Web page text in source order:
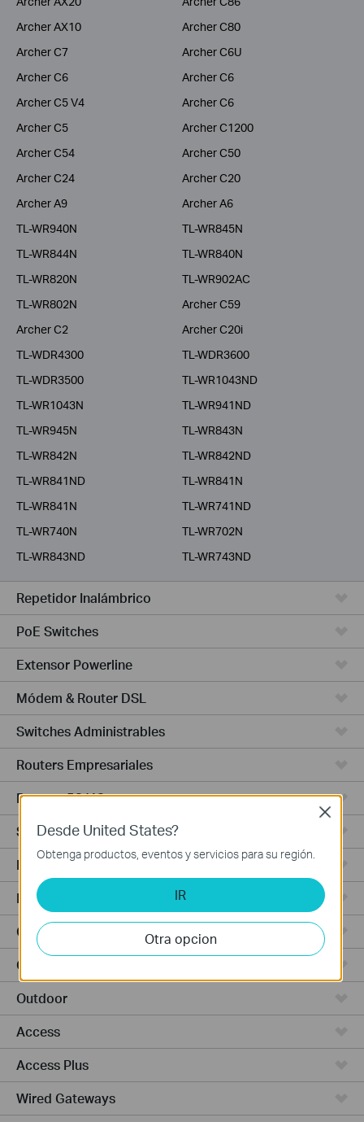
Archer AX10
Archer C80
Archer C7
Archer C6U
Archer C6
Archer C6
Archer C5 V4
Archer C6
Archer C5
Archer C1200
Archer C54
Archer C50
Archer C24
Archer C20
Archer A9
Archer A6
TL-WR940N
TL-WR845N
TL-WR844N
TL-WR840N
TL-WR820N
TL-WR902AC
TL-WR802N
Archer C59
Archer C2
Archer C20i
TL-WDR4300
TL-WDR3600
TL-WDR3500
TL-WR1043ND
TL-WR1043N
TL-WR941ND
TL-WR945N
TL-WR843N
TL-WR842N
TL-WR842ND
TL-WR841ND
TL-WR841N
TL-WR841N
TL-WR741ND
TL-WR740N
TL-WR702N
TL-WR843ND
TL-WR743ND
Repetidor Inalámbrico
PoE Switches
Extensor Powerline
Módem & Router DSL
Switches Administrables
Routers Empresariales
Routers 5G/4G
Switches Smart
Punto de Acceso
Routers de Alta Potencia
Cámaras y seguridad
Ceiling Mount
Outdoor
Access
Access Plus
Wired Gateways
Desde United States?
Obtenga productos, eventos y servicios para su región.
IR
Otra opcion
Close